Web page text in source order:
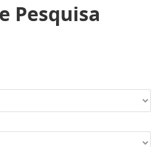
Pesquisa